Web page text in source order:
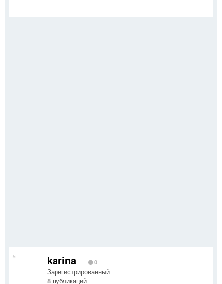
karina 0
Зарегистрированный
8 публикаций